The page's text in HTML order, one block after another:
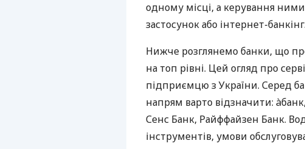
одному місці, а керування
застосунок або інтернет-банкінг.
Нижче розглянемо банки, що
на топ рівні. Цей огляд про
підприємцю з України. Серед
напрям варто відзначити: àбанк,
Сенс Банк, Райффайзен Банк.
інструментів, умови